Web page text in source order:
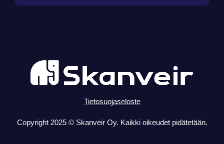
Tietosuojaseloste
Copyright 2025 © Skanveir Oy. Kaikki oikeudet pidätetään.